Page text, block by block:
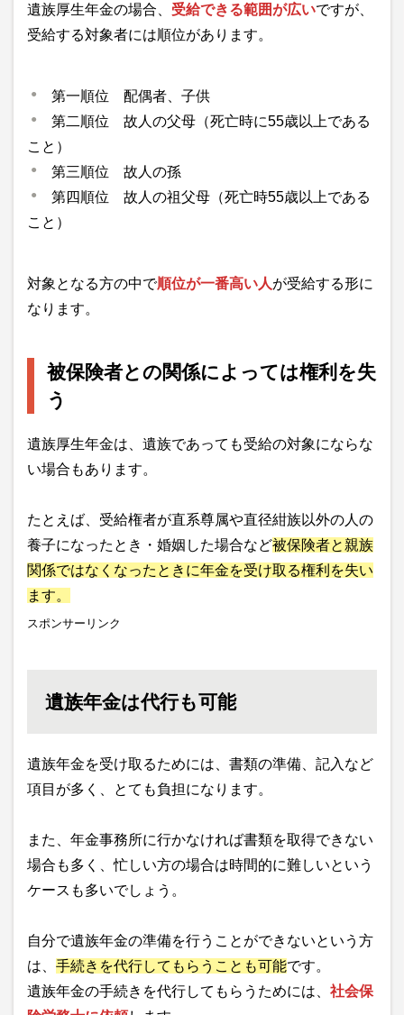
遺族厚生年金の場合、 受給できる範囲が広いですが、
受給する対象者には順位があります。
第一順位 配偶者、子供
第二順位 故人の父母（死亡時に55歳以上である
こと）
第三順位 故人の孫
第四順位 故人の祖父母（死亡時55歳以上である
こと）
対象となる方の中で順位が一番高い人が受給する形に
なります。
被保険者との関係によっては権利を失
う
遺族厚生年金は、遺族であっても受給の対象にならな
い場合もあります。
たとえば、受給権者が直系尊属や直径紺族以外の人の
養子になったとき・婚姻した場合など被保険者と親族
関係ではなくなったときに年金を受け取る権利を失い
ます。
スポンサーリンク
遺族年金は代行も可能
遺族年金を受け取るためには、書類の準備、記入など
項目が多く、とても負担になります。
また、年金事務所に行かなければ書類を取得できない
場合も多く、忙しい方の場合は時間的に難しいという
ケースも多いでしょう。
自分で遺族年金の準備を行うことができないという方
は、 手続きを代行してもらうことも可能です。
遺族年金の手続きを代行してもらうためには、 社会保